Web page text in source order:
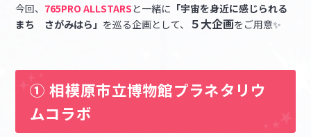
今回、 765PRO ALLSTARSと一緒に 「宇宙を身近に感じられる
まち さがみはら」 を巡る企画として、 ５大企画をご用意✨
① 相模原市立博物館プラネタリウ
ムコラボ